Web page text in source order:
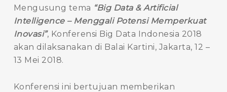
Mengusung tema “Big Data & Artificial
Intelligence – Menggali Potensi Memperkuat
Inovasi”, Konferensi Big Data Indonesia 2018
akan dilaksanakan di Balai Kartini, Jakarta, 12 –
13 Mei 2018.
Konferensi ini bertujuan memberikan